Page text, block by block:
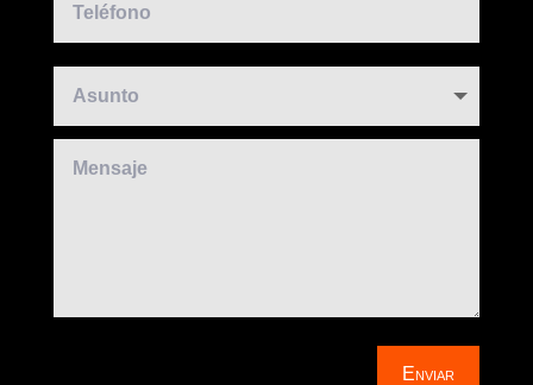
Enviar